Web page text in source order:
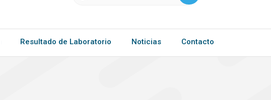
Resultado de Laboratorio Noticias Contacto